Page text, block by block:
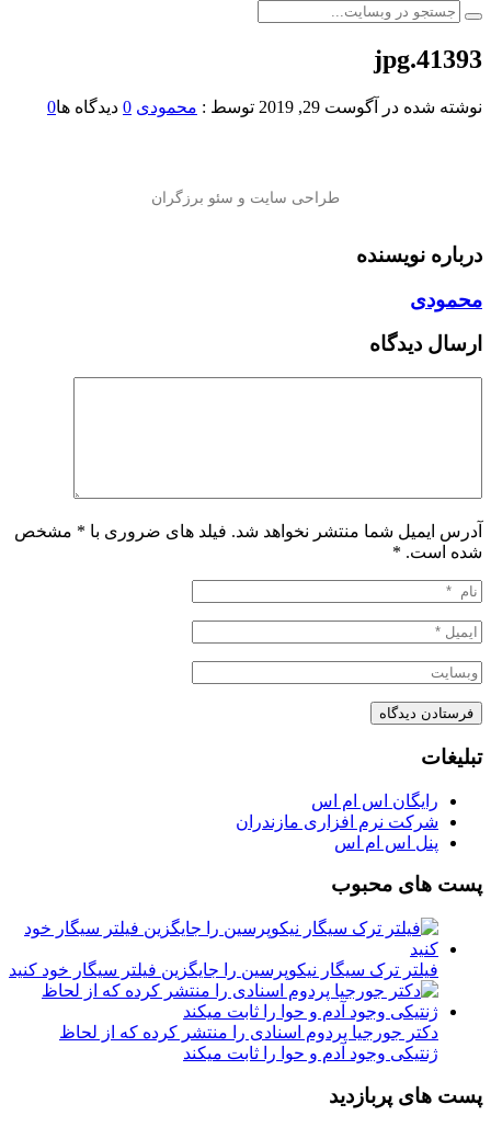
41393.jpg
نوشته شده در آگوست 29, 2019 توسط : محمودی 0 دیدگاه ها0
درباره نویسنده
محمودی
ارسال دیدگاه
آدرس ایمیل شما منتشر نخواهد شد. فیلد های ضروری با * مشخص
شده است. *
تبلیغات
رایگان اس ام اس
شرکت نرم افزاری مازندران
پنل اس ام اس
پست های محبوب
فیلتر ترک سیگار نیکوپرسین را جایگزین فیلتر سیگار خود کنید
دکتر جورجیا پردوم اسنادی را منتشر کرده که از لحاظ
ژنتیکی وجود آدم و حوا را ثابت میکند
پست های پربازدید